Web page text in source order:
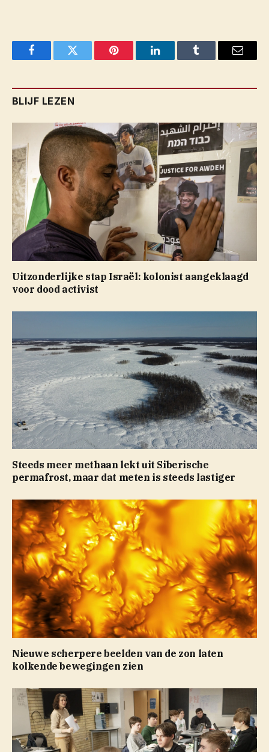
FacebookTwitter Pinterest LinkedInTumblr Email
BLIJF LEZEN
Uitzonderlijke stap Israël: kolonist aangeklaagd
voor dood activist
Steeds meer methaan lekt uit Siberische
permafrost, maar dat meten is steeds lastiger
Nieuwe scherpere beelden van de zon laten
kolkende bewegingen zien